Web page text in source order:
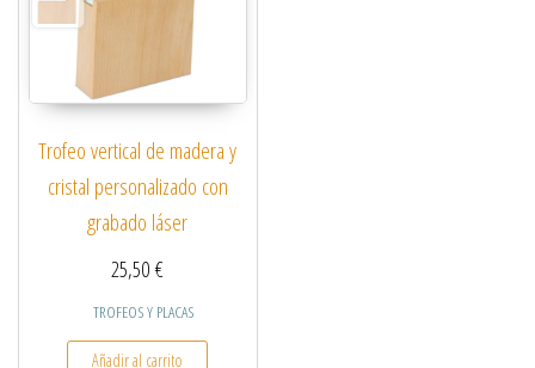
Trofeo vertical de madera y
cristal personalizado con
grabado láser
25,50€
TROFEOS Y PLACAS
Añadir al carrito